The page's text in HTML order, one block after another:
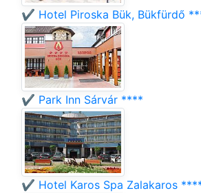
✔️ Hotel Piroska Bük, Bükfürdő
✔️ Park Inn Sárvár ****
✔️ Hotel Karos Spa Zalakaros